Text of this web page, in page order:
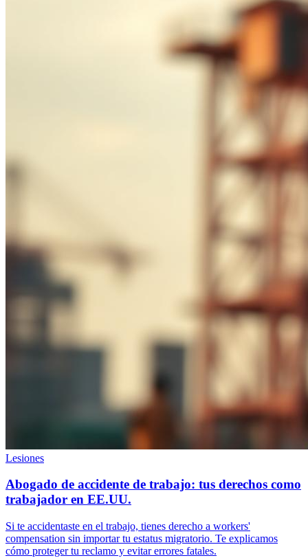
Lesiones
Abogado de accidente de trabajo: tus derechos como
trabajador en EE.UU.
Si te accidentaste en el trabajo, tienes derecho a workers'
compensation sin importar tu estatus migratorio. Te explicamos
cómo proteger tu reclamo y evitar errores fatales.